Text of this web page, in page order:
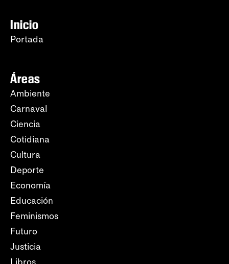
Inicio
Portada
Áreas
Ambiente
Carnaval
Ciencia
Cotidiana
Cultura
Deporte
Economía
Educación
Feminismos
Futuro
Justicia